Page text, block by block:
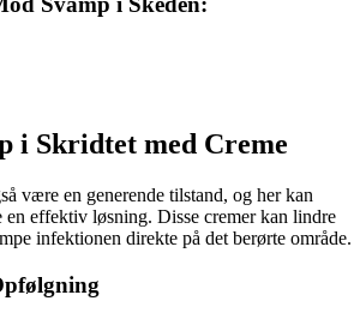
i Skridtet med Creme
være en generende tilstand, og her kan
effektiv løsning. Disse cremer kan lindre
infektionen direkte på det berørte område.